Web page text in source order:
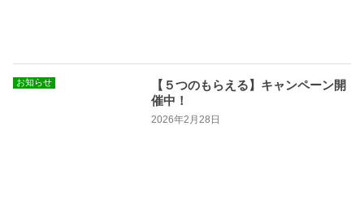
お知らせ
【５つのもらえる】キャンペーン開
催中！
2026年2月28日